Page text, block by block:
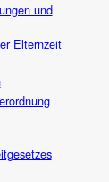
und
Elternzeit